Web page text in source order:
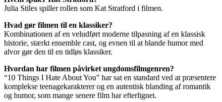
Julia Stiles spiller rollen som Kat Stratford i filmen.
Hvad gør filmen til en klassiker?
Kombinationen af en veludført moderne tilpasning af en klassisk
historie, stærkt ensemble cast, og evnen til at blande humor med
alvor gør den til en tidløs klassiker.
Hvordan har filmen påvirket ungdomsfilmgenren?
“10 Things I Hate About You” har sat en standard ved at præsentere
komplekse teenagekarakterer og en autentisk blanding af romantik
og humor, som mange senere film har efterlignet.